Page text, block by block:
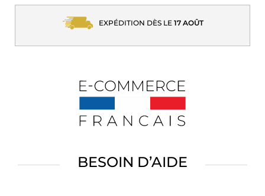
EXPÉDITION DÈS LE 17 AOÛT
BESOIN D’AIDE